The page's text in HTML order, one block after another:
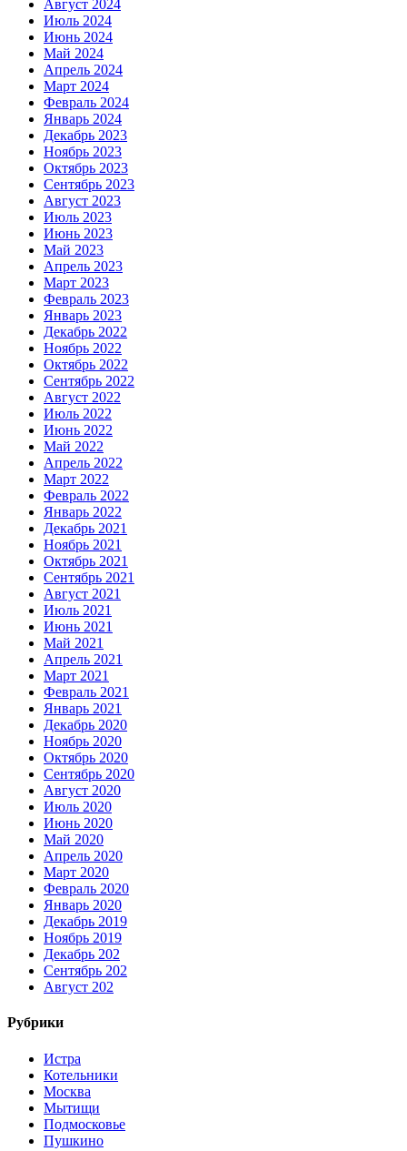
Август 2024
Июль 2024
Июнь 2024
Май 2024
Апрель 2024
Март 2024
Февраль 2024
Январь 2024
Декабрь 2023
Ноябрь 2023
Октябрь 2023
Сентябрь 2023
Август 2023
Июль 2023
Июнь 2023
Май 2023
Апрель 2023
Март 2023
Февраль 2023
Январь 2023
Декабрь 2022
Ноябрь 2022
Октябрь 2022
Сентябрь 2022
Август 2022
Июль 2022
Июнь 2022
Май 2022
Апрель 2022
Март 2022
Февраль 2022
Январь 2022
Декабрь 2021
Ноябрь 2021
Октябрь 2021
Сентябрь 2021
Август 2021
Июль 2021
Июнь 2021
Май 2021
Апрель 2021
Март 2021
Февраль 2021
Январь 2021
Декабрь 2020
Ноябрь 2020
Октябрь 2020
Сентябрь 2020
Август 2020
Июль 2020
Июнь 2020
Май 2020
Апрель 2020
Март 2020
Февраль 2020
Январь 2020
Декабрь 2019
Ноябрь 2019
Декабрь 202
Сентябрь 202
Август 202
Рубрики
Истра
Котельники
Москва
Мытищи
Подмосковье
Пушкино